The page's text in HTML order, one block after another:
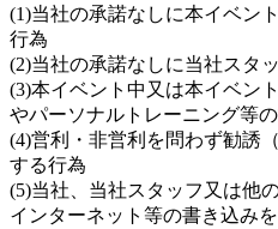
(1)当社の承諾なしに本イベン
行為
(2)当社の承諾なしに当社スタ
(3)本イベント中又は本イベン
やパーソナルトレーニング等
(4)営利・非営利を問わず勧誘
する行為
(5)当社、当社スタッフ又は他
インターネット等の書き込み